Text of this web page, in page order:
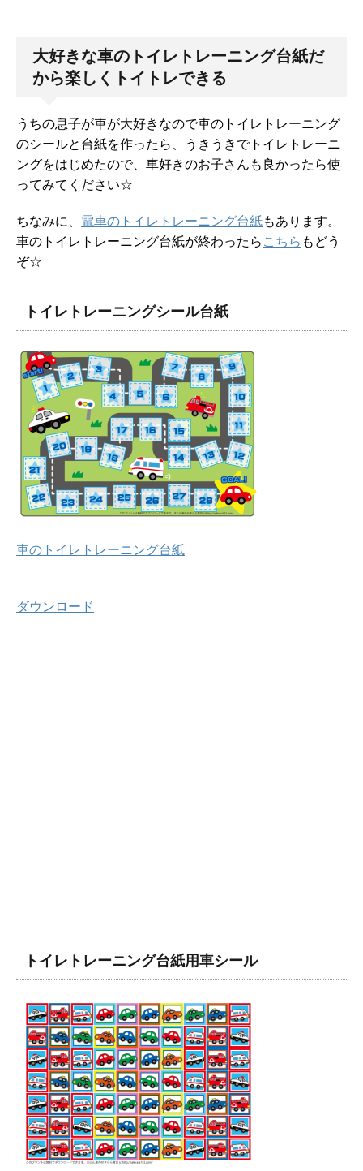
大好きな車のトイレトレーニング台紙だ
から楽しくトイトレできる
うちの息子が車が大好きなので車のトイレトレーニング
のシールと台紙を作ったら、うきうきでトイレトレーニ
ングをはじめたので、車好きのお子さんも良かったら使
ってみてください☆
ちなみに、 電車のトイレトレーニング台紙もあります。
車のトイレトレーニング台紙が終わったら こちら もどう
ぞ☆
トイレトレーニングシール台紙
車のトイレトレーニング台紙
ダウンロード
トイレトレーニング台紙用車シール